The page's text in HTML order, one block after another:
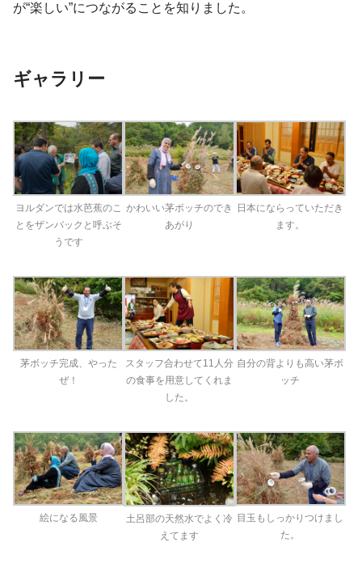
が“楽しい”につながることを知りました。
ギャラリー
ヨルダンでは水芭蕉のこ
とをザンバックと呼ぶそ
うです
かわいい茅ボッチのでき
あがり
日本にならっていただき
ます。
茅ボッチ完成、やった
ぜ！
スタッフ合わせて11人分
の食事を用意してくれま
した。
自分の背よりも高い茅ボ
ッチ
絵になる風景
土呂部の天然水でよく冷
えてます
目玉もしっかりつけまし
た。